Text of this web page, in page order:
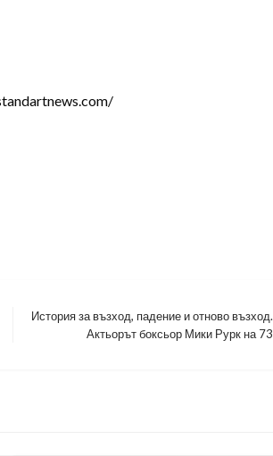
История за възход, падение и отново възход.
Актьорът боксьор Мики Рурк на 73